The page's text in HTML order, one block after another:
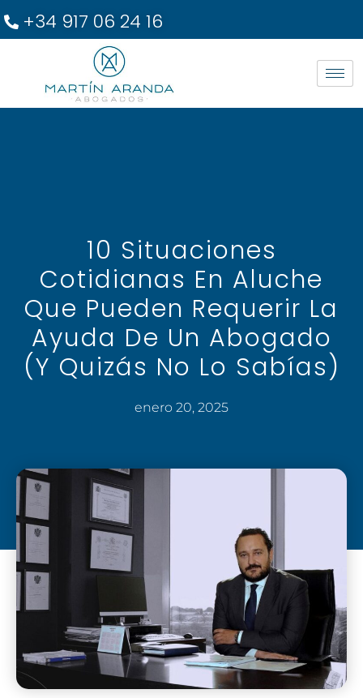
+34 917 06 24 16
10 Situaciones
Cotidianas En Aluche
Que Pueden Requerir La
Ayuda De Un Abogado
(y Quizás No Lo Sabías)
enero 20, 2025